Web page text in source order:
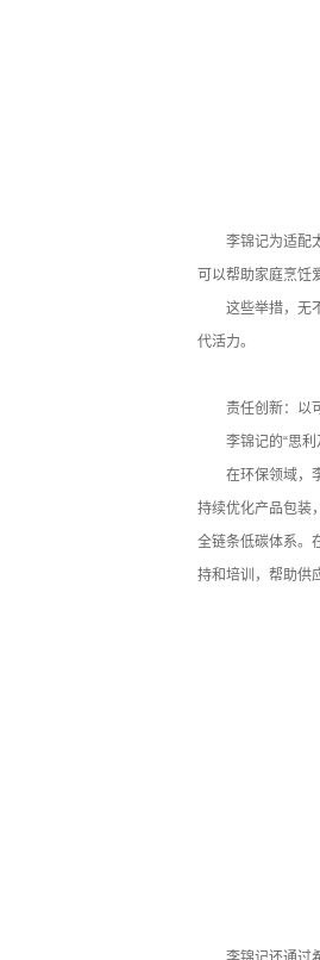
李锦记为适配
可以帮助家庭烹饪
这些举措，无
代活力。
责任创新：以
李锦记的“思
在环保领域，
持续优化产品包装
全链条低碳体系。
持和培训，帮助供